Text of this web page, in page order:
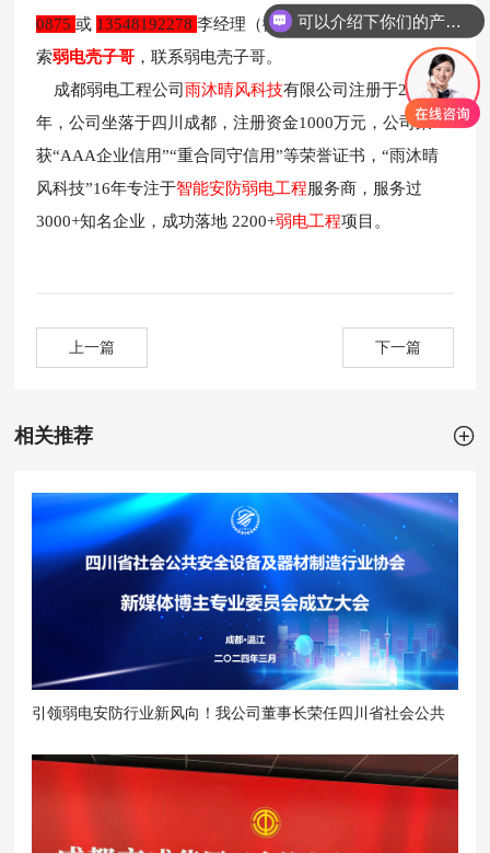
0875或 13548192278李经理（微信同 号)，也可上抖音搜
索弱电壳子哥 ，联系弱电壳子哥。
成都弱电工程公司雨沐晴风科技有限公司注册于2017
年，公司坐落于四川成都，注册资金1000万元，公司荣
获“AAA企业信用”“重合同守信用”等荣誉证书，“雨沐晴
风科技”16年专注于智能安防弱电工程服务商，服务过
3000+知名企业，成功落地 2200+弱电工程项目。
上一篇 下一篇
相关推荐 
引领弱电安防行业新风向！我公司董事长荣任四川省社会公共
可以介绍下你们的产品么？